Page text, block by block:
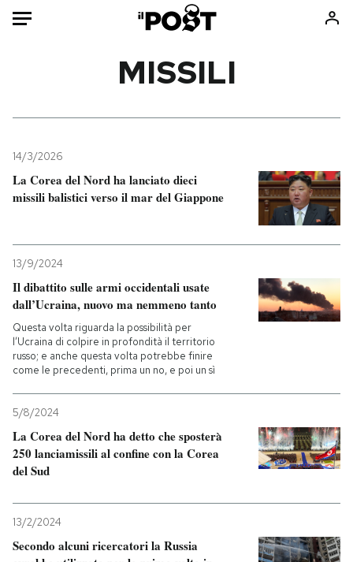
Mondo
Politica
Tecnologia
Scienza
Cultura
Economia
Consumismi
Storie/Idee
Ok Boomer!
Media
Altrecose
Mondiali calcio 2026
NEWSLETTER
SHOP
MISSILI
14/3/2026
La Corea del Nord ha lanciato dieci
missili balistici verso il mar del Giappone
13/9/2024
Il dibattito sulle armi occidentali usate
dall’Ucraina, nuovo ma nemmeno tanto
Questa volta riguarda la possibilità per
l’Ucraina di colpire in profondità il territorio
russo; e anche questa volta potrebbe finire
come le precedenti, prima un no, e poi un sì
5/8/2024
La Corea del Nord ha detto che sposterà
250 lanciamissili al confine con la Corea
del Sud
13/2/2024
Secondo alcuni ricercatori la Russia